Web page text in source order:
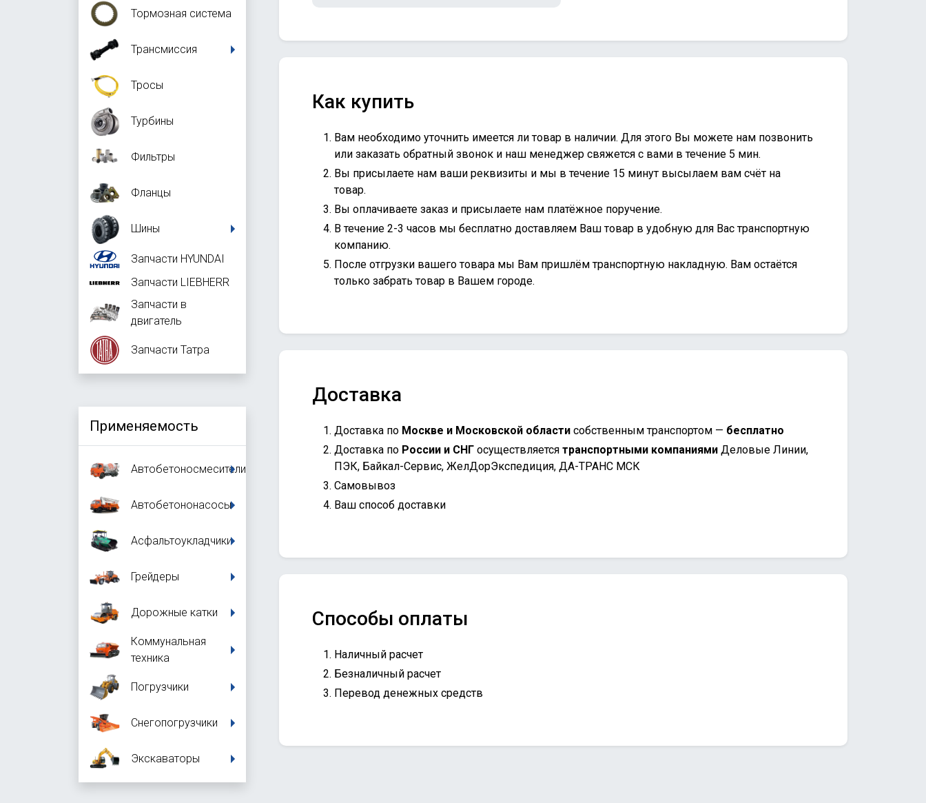
Тормозная система
Трансмиссия
Тросы
Турбины
Фильтры
Фланцы
Шины
Запчасти HYUNDAI
Запчасти LIEBHERR
Запчасти в
двигатель
Запчасти Татра
Применяемость
Автобетоносмесители
Автобетононасосы
Асфальтоукладчики
Грейдеры
Дорожные катки
Коммунальная
техника
Погрузчики
Снегопогрузчики
Экскаваторы
Как купить
Вам необходимо уточнить имеется ли товар в наличии. Для этого Вы можете нам позвонить
или заказать обратный звонок и наш менеджер свяжется с вами в течение 5 мин.
Вы присылаете нам ваши реквизиты и мы в течение 15 минут высылаем вам счёт на
товар.
Вы оплачиваете заказ и присылаете нам платёжное поручение.
В течение 2-3 часов мы бесплатно доставляем Ваш товар в удобную для Вас транспортную
компанию.
После отгрузки вашего товара мы Вам пришлём транспортную накладную. Вам остаётся
только забрать товар в Вашем городе.
Доставка
Доставка по Москве и Московской области собственным транспортом — бесплатно
Доставка по России и СНГ осуществляется транспортными компаниями Деловые Линии,
ПЭК, Байкал-Сервис, ЖелДорЭкспедиция, ДА-ТРАНС МСК
Самовывоз
Ваш способ доставки
Способы оплаты
Наличный расчет
Безналичный расчет
Перевод денежных средств